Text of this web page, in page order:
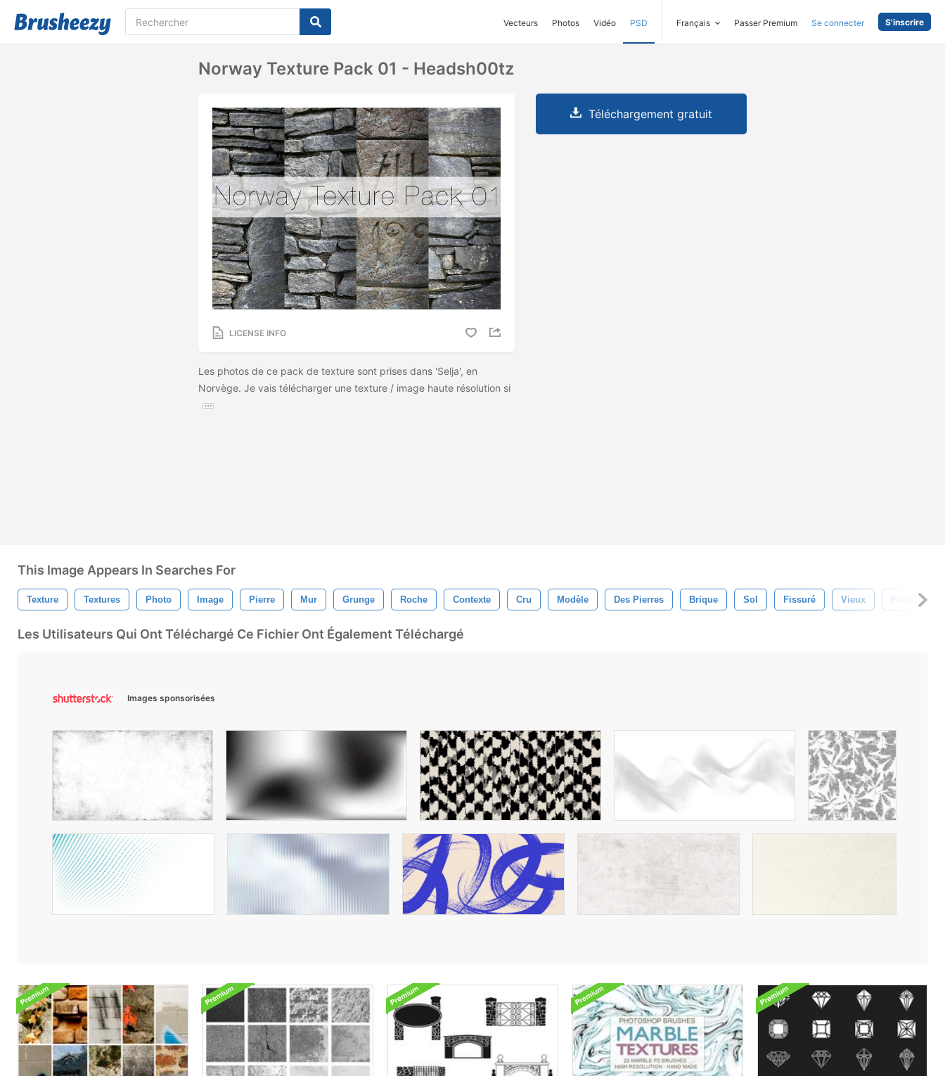
Vecteurs Photos Vidéo PSD Français Passer Premium Se connecter S'inscrire
Norway Texture Pack 01 - Headsh00tz
LICENSE INFO
Les photos de ce pack de texture sont prises dans 'Selja', en
Norvège. Je vais télécharger une texture / image haute résolution si
Téléchargement gratuit
This Image Appears In Searches For
Texture Textures Photo Image Pierre Mur Grunge Roche Contexte Cru Modèle Des Pierres Brique Sol Fissuré Vieux Fissure
Les Utilisateurs Qui Ont Téléchargé Ce Fichier Ont Également Téléchargé
Images sponsorisées